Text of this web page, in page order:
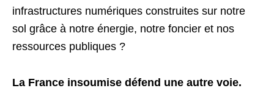
infrastructures numériques construites sur notre
sol grâce à notre énergie, notre foncier et nos
ressources publiques ?
La France insoumise défend une autre voie.